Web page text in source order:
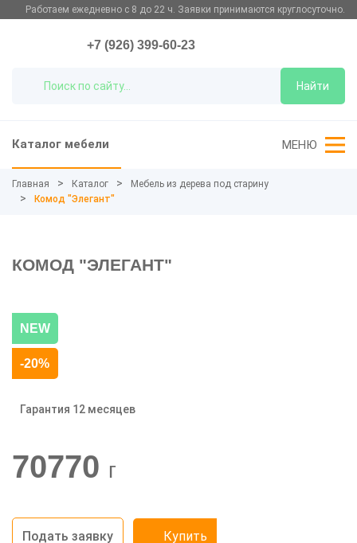
Работаем ежедневно с 8 до 22 ч. Заявки принимаются круглосуточно.
Найти
+7 (926) 399-60-23
Каталог мебели МЕНЮ
Главная Каталог
Мебель из дерева под старину
Комод "Элегант"
КОМОД "ЭЛЕГАНТ"
NEW
-20%
Гарантия 12 месяцев
70770 г
Подать заявку Купить